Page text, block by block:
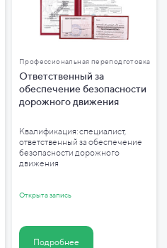
Профессиональная переподготовка
Ответственный за
обеспечение безопасности
дорожного движения
Квалификация: специалист,
ответственный за обеспечение
безопасности дорожного
движения
Открыта запись
Подробнее